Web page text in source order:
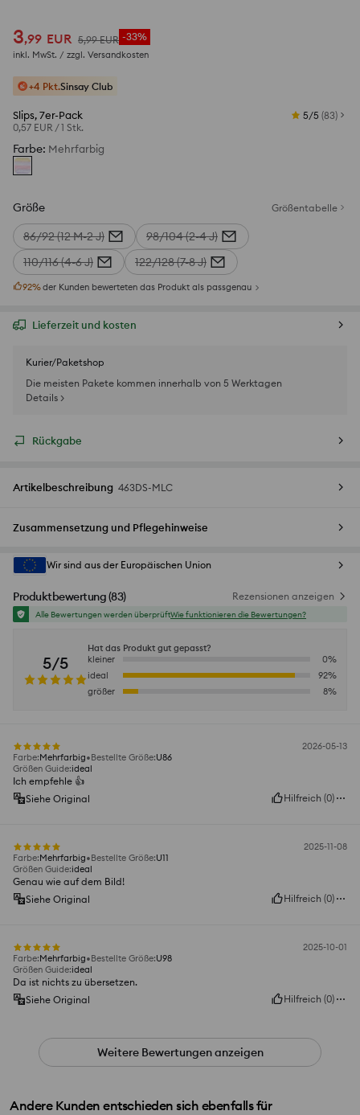
3,99 EUR 5,99 EUR -33%
inkl. MwSt. / zzgl. Versandkosten
+4 Pkt.Sinsay Club
Slips, 7er-Pack
0,57 EUR /1 Stk.
5/5 (83)
Farbe: Mehrfarbig
Größe Größentabelle
86/92 (12 M-2 J)
98/104 (2-4 J)
110/116 (4-6 J)
122/128 (7-8 J)
92%der Kunden bewerteten das Produkt als passgenau
Lieferzeit und kosten
Kurier/Paketshop
Die meisten Pakete kommen innerhalb von 5 Werktagen
Details >
Rückgabe
Artikelbeschreibung 463DS-MLC
Zusammensetzung und Pflegehinweise
Wir sind aus der Europäischen Union
Produktbewertung(83) Rezensionen anzeigen
Alle Bewertungen werden überprüftWie funktionieren die Bewertungen?
5/5
Hat das Produkt gut gepasst?
kleiner
0%
ideal
92%
größer
8%
2026-05-13
Farbe:Mehrfarbig Bestellte Größe:U86
Größen Guide:ideal
Ich empfehle 👍️
Siehe Original
Hilfreich (0)
2025-11-08
Farbe:Mehrfarbig Bestellte Größe:U11
Größen Guide:ideal
Genau wie auf dem Bild!
Siehe Original
Hilfreich (0)
2025-10-01
Farbe:Mehrfarbig Bestellte Größe:U98
Größen Guide:ideal
Da ist nichts zu übersetzen.
Siehe Original
Hilfreich (0)
Weitere Bewertungen anzeigen
Andere Kunden entschieden sich ebenfalls für